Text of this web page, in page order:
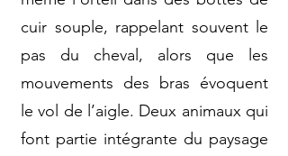
cuir souple, rappelant souvent le
pas du cheval, alors que les
mouvements des bras évoquent
le vol de l’aigle. Deux animaux qui
font partie intégrante du paysage